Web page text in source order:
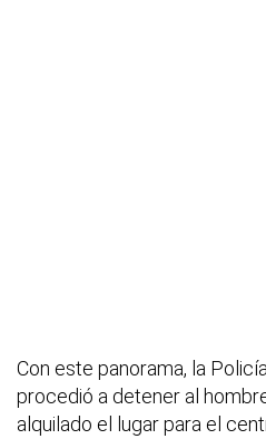
Con este panorama, la
procedió a detener al
alquilado el lugar para el